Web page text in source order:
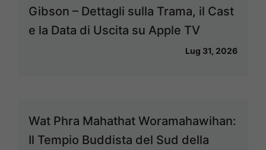
Gibson – Dettagli sulla Trama, il Cast
e la Data di Uscita su Apple TV
Lug 31, 2026
Wat Phra Mahathat Woramahawihan:
Il Tempio Buddista del Sud della